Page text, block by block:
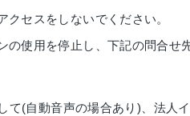
セスをしないでください。
使⽤を停⽌し、下記の問合せ
て(自動音声の場合あり)、法